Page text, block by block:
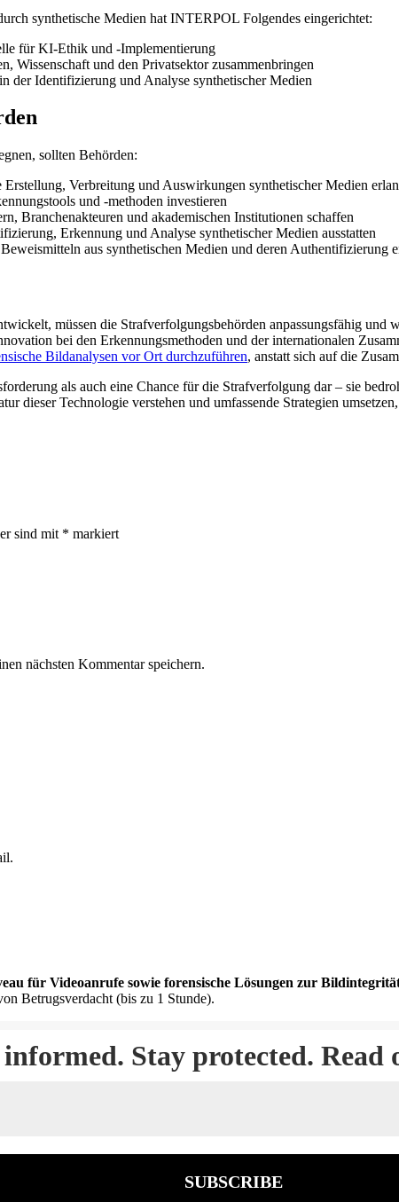
synthetische Medien hat INTERPOL Folgendes eingerichtet:
für KI-Ethik und -Implementierung
Wissenschaft und den Privatsektor zusammenbringen
der Identifizierung und Analyse synthetischer Medien
sollten Behörden:
Erstellung, Verbreitung und Auswirkungen synthetischer Medien
und -methoden investieren
Branchenakteuren und akademischen Institutionen schaffen
Erkennung und Analyse synthetischer Medien ausstatten
aus synthetischen Medien und deren Authentifizierung
müssen die Strafverfolgungsbehörden anpassungsfähig und
bei den Erkennungsmethoden und der internationalen
Bildanalysen vor Ort durchzuführen, anstatt sich auf die
als auch eine Chance für die Strafverfolgung dar – sie
dieser Technologie verstehen und umfassende Strategien
sind mit * markiert
nächsten Kommentar speichern.
für Videoanrufe sowie forensische Lösungen zur
Betrugsverdacht (bis zu 1 Stunde).
Stay protected. Read